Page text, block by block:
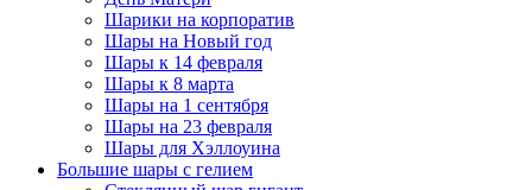
Шарики на корпоратив
Шары на Новый год
Шары к 14 февраля
Шары к 8 марта
Шары на 1 сентября
Шары на 23 февраля
Шары для Хэллоуина
Большие шары с гелием